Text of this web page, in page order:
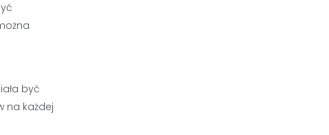
być
na każdej